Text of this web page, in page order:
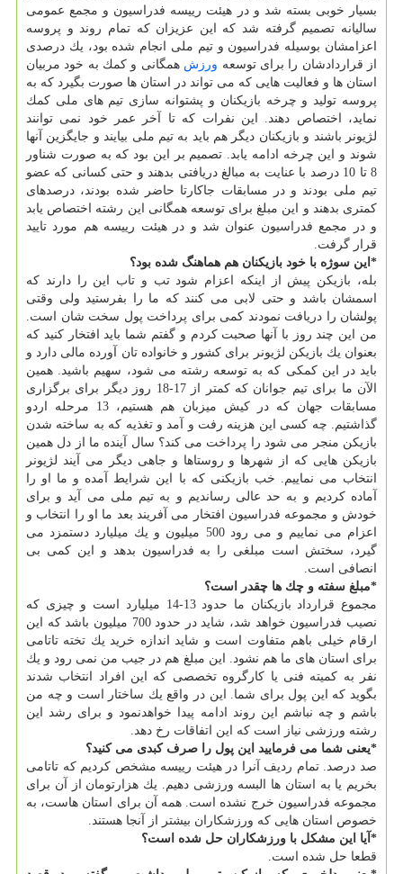
بسیار خوبی بسته شد و در هیئت رییسه فدراسیون و مجمع عمومی
سالیانه تصمیم گرفته شد كه این عزیزان كه تمام روند و پروسه
اعزامشان بوسیله فدراسیون و تیم ملی انجام شده بود، یك درصدی
از قراردادشان را برای توسعه ورزش همگانی و كمك به خود مربیان
استان ها و فعالیت هایی كه می تواند در استان ها صورت بگیرد كه به
پروسه تولید و چرخه بازیكنان و پشتوانه سازی تیم های ملی كمك
نماید، اختصاص دهند. این نفرات كه تا آخر عمر خود نمی توانند
لژیونر باشند و بازیكنان دیگر هم باید به تیم ملی بیایند و جایگزین آنها
شوند و این چرخه ادامه یابد. تصمیم بر این بود كه به صورت شناور
8 تا 10 درصد با عنایت به مبالغ دریافتی بدهند و حتی كسانی كه عضو
تیم ملی بودند و در مسابقات جاكارتا حاضر شده بودند، درصدهای
كمتری بدهند و این مبلغ برای توسعه همگانی این رشته اختصاص یابد
و در مجمع فدراسیون عنوان شد و در هیئت رییسه هم مورد تایید
قرار گرفت.
*این سوژه با خود بازیكنان هم هماهنگ شده بود؟
بله، بازیكن پیش از اینكه اعزام شود تب و تاب این را دارند كه
اسمشان باشد و حتی لابی می كنند كه ما را بفرستید ولی وقتی
پولشان را دریافت نمودند كمی برای پرداخت پول سخت شان است.
من این چند روز با آنها صحبت كردم و گفتم شما باید افتخار كنید كه
بعنوان یك بازیكن لژیونر برای كشور و خانواده تان آورده مالی دارد و
باید در این كمكی كه به توسعه رشته می شود، سهیم باشید. همین
الآن ما برای تیم جوانان كه كمتر از 17-18 روز دیگر برای برگزاری
مسابقات جهان كه در كیش میزبان هم هستیم، 13 مرحله اردو
گذاشتیم. چه كسی این هزینه رفت و آمد و تغذیه كه به ساخته شدن
بازیكن منجر می شود را پرداخت می كند؟ سال آینده ما از دل همین
بازیكن هایی كه از شهرها و روستاها و جاهی دیگر می آیند لژیونر
انتخاب می نماییم. خب بازیكنی كه با این شرایط آمده و ما او را
آماده كردیم و به حد عالی رساندیم و به تیم ملی می آید و برای
خودش و مجموعه فدراسیون افتخار می آفریند بعد ما او را انتخاب و
اعزام می نماییم و می رود 500 میلیون و یك میلیارد دستمزد می
گیرد، سختش است مبلغی را به فدراسیون بدهد و این كمی بی
انصافی است.
*مبلغ سفته و چك ها چقدر است؟
مجموع قرارداد بازیكنان ما حدود 13-14 میلیارد است و چیزی كه
نصیب فدراسیون خواهد شد، شاید در حدود 700 میلیون باشد كه این
ارقام خیلی باهم متفاوت است و شاید اندازه خرید یك تخته تاتامی
برای استان های ما هم نشود. این مبلغ هم در جیب من نمی رود و یك
نفر به كمیته فنی یا كارگروه تخصصی كه این افراد انتخاب شدند
بگوید كه این پول برای شما. این در واقع یك ساختار است و چه من
باشم و چه نباشم این روند ادامه پیدا خواهدنمود و برای رشد این
رشته ورزشی نیاز است كه این اتفاقات رخ دهد.
*یعنی شما می فرمایید این پول را صرف كبدی می كنید؟
صد درصد. تمام ردیف آنرا در هیئت رییسه مشخص كردیم كه تاتامی
بخریم یا به استان ها البسه ورزشی دهیم. یك هزارتومان از آن برای
مجموعه فدراسیون خرج نشده است. همه آن برای استان هاست، به
خصوص استان هایی كه ورزشكاران بیشتر از آنجا هستند.
*آیا این مشكل با ورزشكاران حل شده است؟
قطعا حل شده است.